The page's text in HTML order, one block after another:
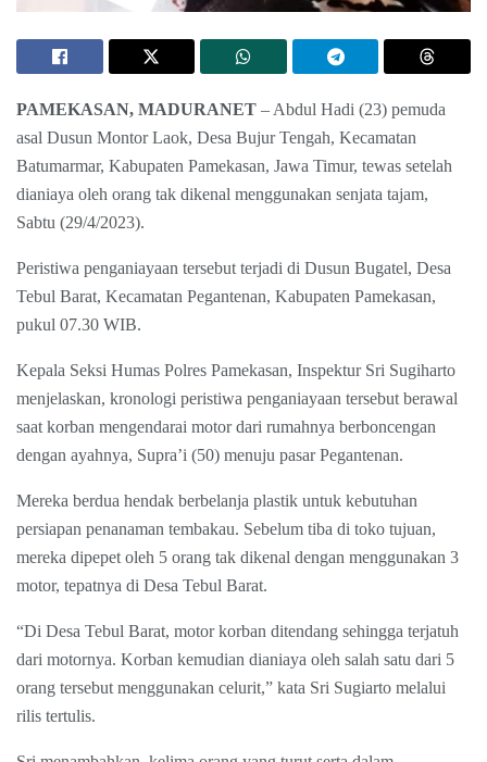
PAMEKASAN, MADURANET – Abdul Hadi (23) pemuda
asal Dusun Montor Laok, Desa Bujur Tengah, Kecamatan
Batumarmar, Kabupaten Pamekasan, Jawa Timur, tewas setelah
dianiaya oleh orang tak dikenal menggunakan senjata tajam,
Sabtu (29/4/2023).
Peristiwa penganiayaan tersebut terjadi di Dusun Bugatel, Desa
Tebul Barat, Kecamatan Pegantenan, Kabupaten Pamekasan,
pukul 07.30 WIB.
Kepala Seksi Humas Polres Pamekasan, Inspektur Sri Sugiharto
menjelaskan, kronologi peristiwa penganiayaan tersebut berawal
saat korban mengendarai motor dari rumahnya berboncengan
dengan ayahnya, Supra’i (50) menuju pasar Pegantenan.
Mereka berdua hendak berbelanja plastik untuk kebutuhan
persiapan penanaman tembakau. Sebelum tiba di toko tujuan,
mereka dipepet oleh 5 orang tak dikenal dengan menggunakan 3
motor, tepatnya di Desa Tebul Barat.
“Di Desa Tebul Barat, motor korban ditendang sehingga terjatuh
dari motornya. Korban kemudian dianiaya oleh salah satu dari 5
orang tersebut menggunakan celurit,” kata Sri Sugiarto melalui
rilis tertulis.